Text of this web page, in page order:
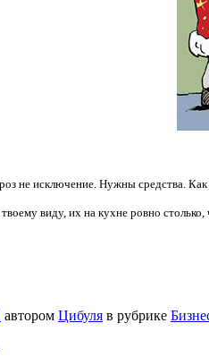
не исключение. Нужны средства.
виду, их на кухне ровно
автором Цибуля в рубрике